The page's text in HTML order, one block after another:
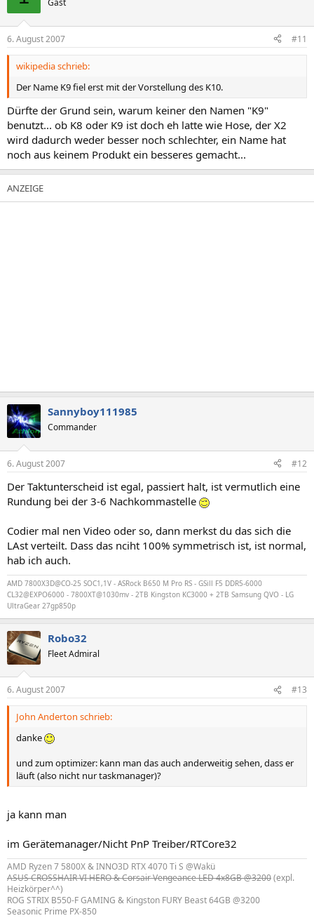
Gast
6. August 2007 #11
wikipedia schrieb:
Der Name K9 fiel erst mit der Vorstellung des K10.
Dürfte der Grund sein, warum keiner den Namen "K9"
benutzt... ob K8 oder K9 ist doch eh latte wie Hose, der X2
wird dadurch weder besser noch schlechter, ein Name hat
noch aus keinem Produkt ein besseres gemacht...
Sannyboy111985
Commander
6. August 2007 #12
Der Taktunterscheid ist egal, passiert halt, ist vermutlich eine
Rundung bei der 3-6 Nachkommastelle
Codier mal nen Video oder so, dann merkst du das sich die
LAst verteilt. Dass das nciht 100% symmetrisch ist, ist normal,
hab ich auch.
AMD 7800X3D@CO-25 SOC1,1V - ASRock B650 M Pro RS - GSill F5 DDR5-6000
CL32@EXPO6000 - 7800XT@1030mv - 2TB Kingston KC3000 + 2TB Samsung QVO - LG
UltraGear 27gp850p
Robo32
Fleet Admiral
6. August 2007 #13
John Anderton schrieb:
danke
und zum optimizer: kann man das auch anderweitig sehen, dass er
läuft (also nicht nur taskmanager)?
ja kann man
im Gerätemanager/Nicht PnP Treiber/RTCore32
AMD Ryzen 7 5800X & INNO3D RTX 4070 Ti S @Wakü
ASUS CROSSHAIR VI HERO & Corsair Vengeance LED 4x8GB @3200(expl.
Heizkörper^^)
ROG STRIX B550-F GAMING & Kingston FURY Beast 64GB @3200
Seasonic Prime PX-850